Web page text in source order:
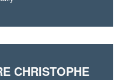
CHRISTOPHE